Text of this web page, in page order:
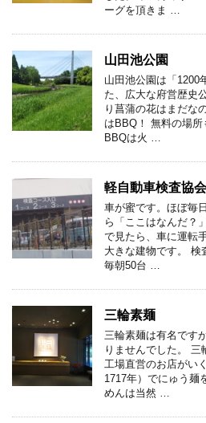
ーグを頂きま …
山田池公園
山田池公園は「1200
た、広大な府営歴史
り菖蒲の花はまだな
はBBQ！ 無料の場
BBQは火 …
軽自動車検査協会
車が蜜です。ほぼ毎
ら「ここはなんだ？
で見たら、車に運転
大きな建物です。 検
毎朝50台 …
三輪素麺
三輪素麺は有名です
りませんでした。 三
工場直営のお店がい
1717年）でにゅう麺
めんは当然 …